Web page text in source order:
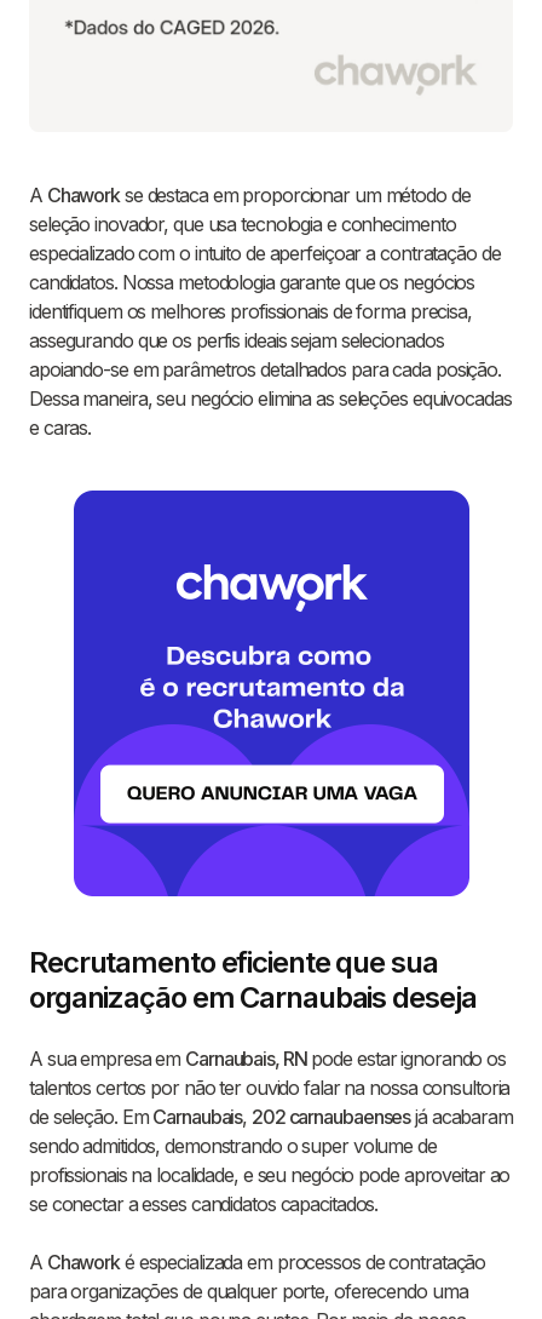
A Chaworkse destaca em proporcionar um método de
seleção inovador, que usa tecnologia e conhecimento
especializado com o intuito de aperfeiçoar a contratação de
candidatos. Nossa metodologia garante que os negócios
identifiquem os melhores profissionais de forma precisa,
assegurando que os perfis ideais sejam selecionados
apoiando-se em parâmetros detalhados para cada posição.
Dessa maneira, seu negócio elimina as seleções equivocadas
e caras.
Recrutamento eficiente que sua
organização em Carnaubais deseja
A sua empresa em Carnaubais, RNpode estar ignorando os
talentos certos por não ter ouvido falar na nossa consultoria
de seleção. Em Carnaubais, 202 carnaubaensesjá acabaram
sendo admitidos, demonstrando o super volume de
profissionais na localidade, e seu negócio pode aproveitar ao
se conectar a esses candidatos capacitados.
A Chaworké especializada em processos de contratação
para organizações de qualquer porte, oferecendo uma